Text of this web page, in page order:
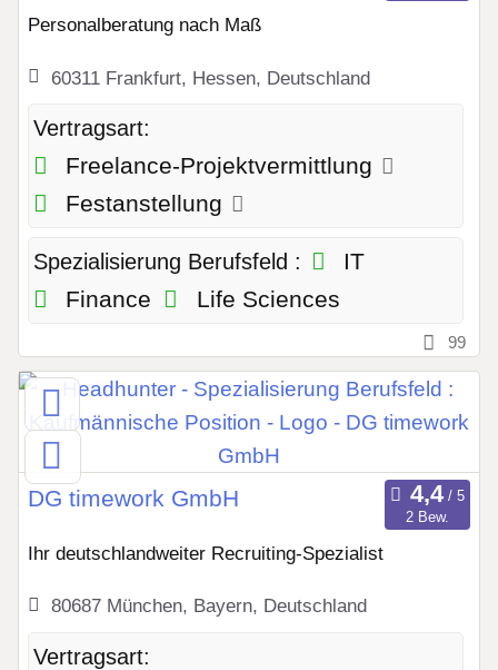
Personalberatung nach Maß
60311 Frankfurt, Hessen, Deutschland
Vertragsart:
Freelance-Projektvermittlung
Festanstellung
Spezialisierung Berufsfeld :
IT
Finance
Life Sciences
99
DG timework GmbH
2 Bew.
Ihr deutschlandweiter Recruiting-Spezialist
80687 München, Bayern, Deutschland
Vertragsart: